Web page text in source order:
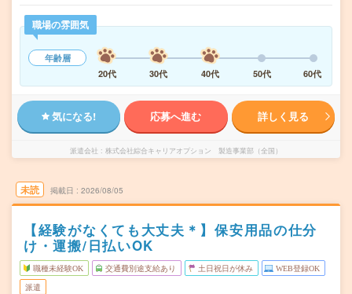
職場の雰囲気
年齢層
20代
30代 40代 50代 60代
気になる! 応募へ進む 詳しく見る
派遣会社 株式会社綜合キャリアオプション 製造事業部（全国）
未読 掲載日 2026/08/05
【経験がなくても大丈夫＊】保安用品の仕分
け・運搬/日払いOK
職種未経験OK 交通費別途支給あり 土日祝日が休み WEB登録OK
派遣